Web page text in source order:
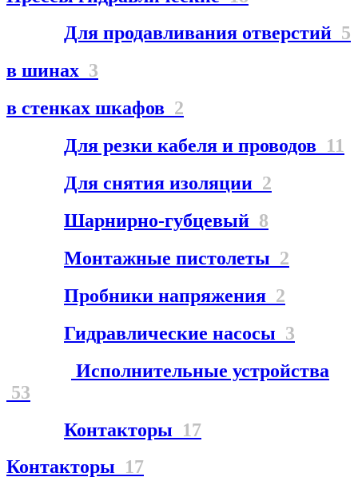
Для продавливания отверстий 5
в шинах 3
в стенках шкафов 2
Для резки кабеля и проводов 11
Для снятия изоляции 2
Шарнирно-губцевый 8
Монтажные пистолеты 2
Пробники напряжения 2
Гидравлические насосы 3
Исполнительные устройства
53
Контакторы 17
Контакторы 17